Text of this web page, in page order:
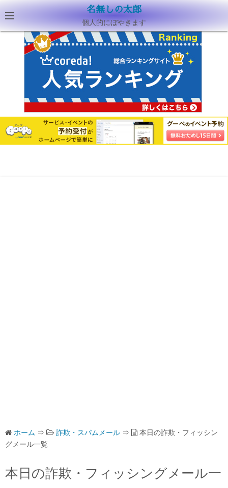
名無しの太郎
個人的にぼやきます
ホーム ⇒ 詐欺・スパムメール ⇒
本日の詐欺・フィッシン
グメール一覧
本日の詐欺・フィッシングメール一